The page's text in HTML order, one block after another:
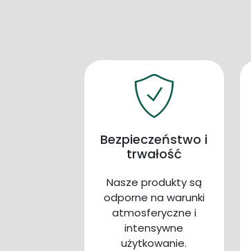
Bezpieczeństwo i
trwałość
Nasze produkty są
odporne na warunki
atmosferyczne i
intensywne
użytkowanie.